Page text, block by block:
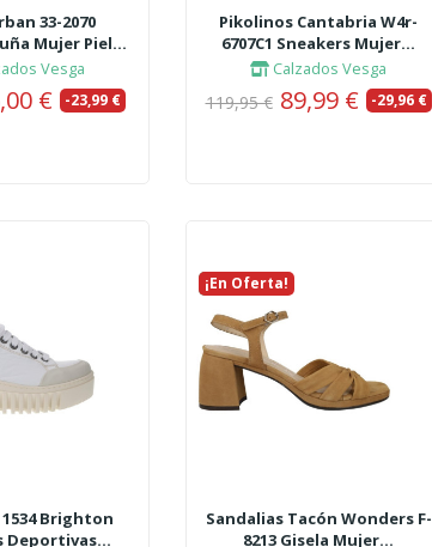
33-2070
Mujer Piel...
Vesga
€ -23,99 €
Pikolinos Cantabria W4r-
6707C1 Sneakers Mujer...
Calzados Vesga
119,95 € 89,99 € -29,96 €
Brighton
Deportivas...
¡En Oferta!
Nuevo
Sandalias Tacón Wonders F-
8213 Gisela Mujer...